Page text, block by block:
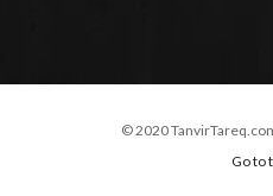
© 2020
Go to